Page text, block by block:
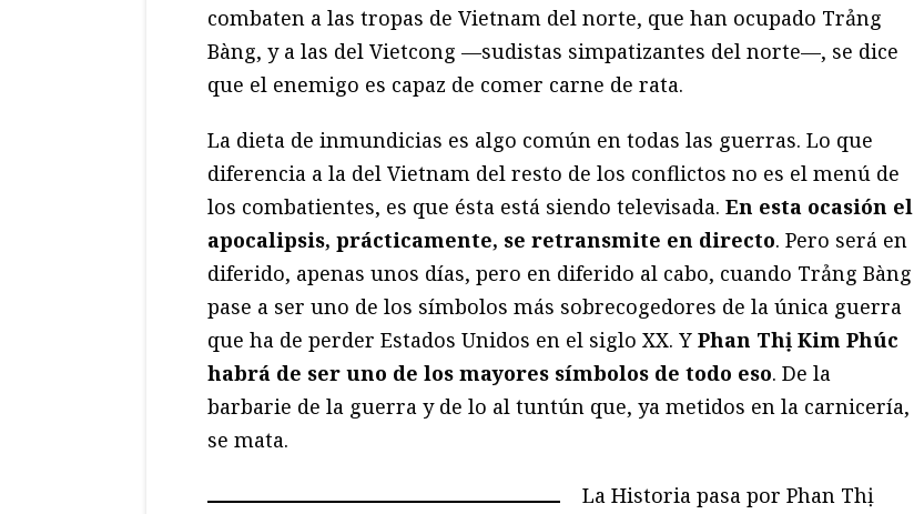
combaten a las tropas de Vietnam del norte, que han ocupado Trảng
Bàng, y a las del Vietcong —sudistas simpatizantes del norte—, se dice
que el enemigo es capaz de comer carne de rata.
La dieta de inmundicias es algo común en todas las guerras. Lo que
diferencia a la del Vietnam del resto de los conflictos no es el menú de
los combatientes, es que ésta está siendo televisada. En esta ocasión el
apocalipsis, prácticamente, se retransmite en directo. Pero será en
diferido, apenas unos días, pero en diferido al cabo, cuando Trảng Bàng
pase a ser uno de los símbolos más sobrecogedores de la única guerra
que ha de perder Estados Unidos en el siglo XX. Y Phan Thị Kim Phúc
habrá de ser uno de los mayores símbolos de todo eso. De la
barbarie de la guerra y de lo al tuntún que, ya metidos en la carnicería,
se mata.
La Historia pasa por Phan Thị